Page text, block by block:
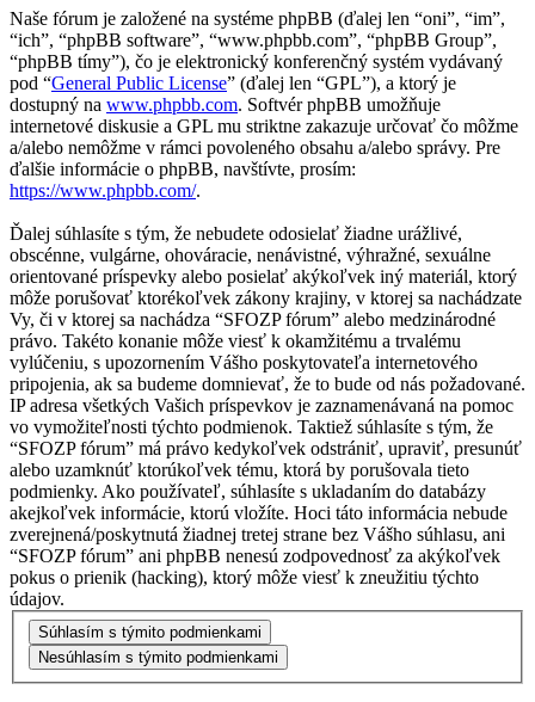
Naše fórum je založené na systéme phpBB (ďalej len “oni”, “im”,
“ich”, “phpBB software”, “www.phpbb.com”, “phpBB Group”,
“phpBB tímy”), čo je elektronický konferenčný systém vydávaný
pod “General Public License” (ďalej len “GPL”), a ktorý je
dostupný na www.phpbb.com. Softvér phpBB umožňuje
internetové diskusie a GPL mu striktne zakazuje určovať čo môžme
a/alebo nemôžme v rámci povoleného obsahu a/alebo správy. Pre
ďalšie informácie o phpBB, navštívte, prosím:
https://www.phpbb.com/.
Ďalej súhlasíte s tým, že nebudete odosielať žiadne urážlivé,
obscénne, vulgárne, ohováracie, nenávistné, výhražné, sexuálne
orientované príspevky alebo posielať akýkoľvek iný materiál, ktorý
môže porušovať ktorékoľvek zákony krajiny, v ktorej sa nachádzate
Vy, či v ktorej sa nachádza “SFOZP fórum” alebo medzinárodné
právo. Takéto konanie môže viesť k okamžitému a trvalému
vylúčeniu, s upozornením Vášho poskytovateľa internetového
pripojenia, ak sa budeme domnievať, že to bude od nás požadované.
IP adresa všetkých Vašich príspevkov je zaznamenávaná na pomoc
vo vymožiteľnosti týchto podmienok. Taktiež súhlasíte s tým, že
“SFOZP fórum” má právo kedykoľvek odstrániť, upraviť, presunúť
alebo uzamknúť ktorúkoľvek tému, ktorá by porušovala tieto
podmienky. Ako používateľ, súhlasíte s ukladaním do databázy
akejkoľvek informácie, ktorú vložíte. Hoci táto informácia nebude
zverejnená/poskytnutá žiadnej tretej strane bez Vášho súhlasu, ani
“SFOZP fórum” ani phpBB nenesú zodpovednosť za akýkoľvek
pokus o prienik (hacking), ktorý môže viesť k zneužitiu týchto
údajov.